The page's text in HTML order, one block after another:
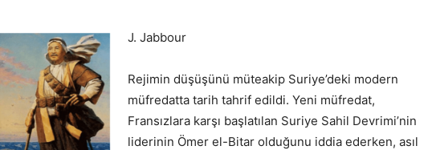
J. Jabbour
Rejimin düşüşünü müteakip Suriye’deki modern
müfredatta tarih tahrif edildi. Yeni müfredat,
Fransızlara karşı başlatılan Suriye Sahil Devrimi’nin
liderinin Ömer el-Bitar olduğunu iddia ederken, asıl